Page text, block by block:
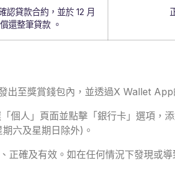
認貸款合約，並於 12 月
還整筆貸款 。
出至獎賞錢包內，並透過X Wallet App
個人」頁面並點擊「銀行卡」選項，
六及星期日除外)。
正確及有效。如在任何情況下發現或